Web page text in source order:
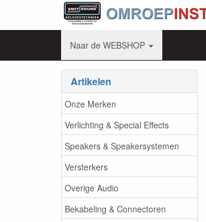
Naar de WEBSHOP
Artikelen
Onze Merken
Verlichting & Special Effects
Speakers & Speakersystemen
Versterkers
Overige Audio
Bekabeling & Connectoren